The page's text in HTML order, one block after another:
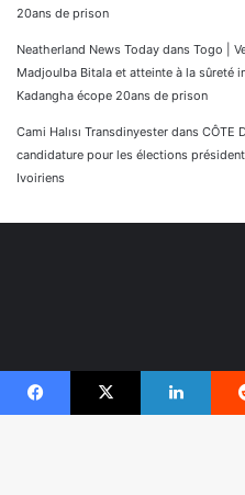
20ans de prison
Neatherland News Today dans Togo |
Madjoulba Bitala et atteinte à la sûreté
Kadangha écope 20ans de prison
Cami Halısı Transdinyester dans CÔTE
candidature pour les élections
Ivoiriens
Facebook X Linkedin